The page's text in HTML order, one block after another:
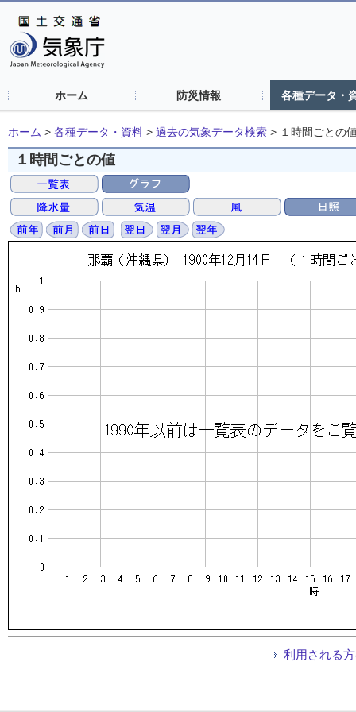
ホーム 防災情報 各種データ・
ホーム > 各種データ・資料 > 過去の気象データ検索 > １時間ごとの
１時間ごとの値
利用される